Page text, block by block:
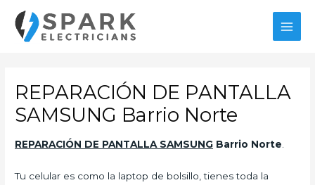
contenido
REPARACIÓN DE PANTALLA
SAMSUNG Barrio Norte
REPARACIÓN DE PANTALLA SAMSUNG Barrio Norte
Tu celular es como la laptop de bolsillo, tienes toda la